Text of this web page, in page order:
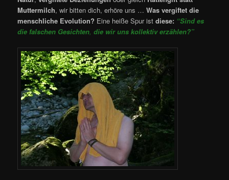
Muttermilch, wir bitten dich, erhöre uns …Was vergiftet die
menschliche Evolution? Eine heiße Spur istdiese: “Sind es
die falschen Gesichten, die wir uns kollektiv erzählen?”